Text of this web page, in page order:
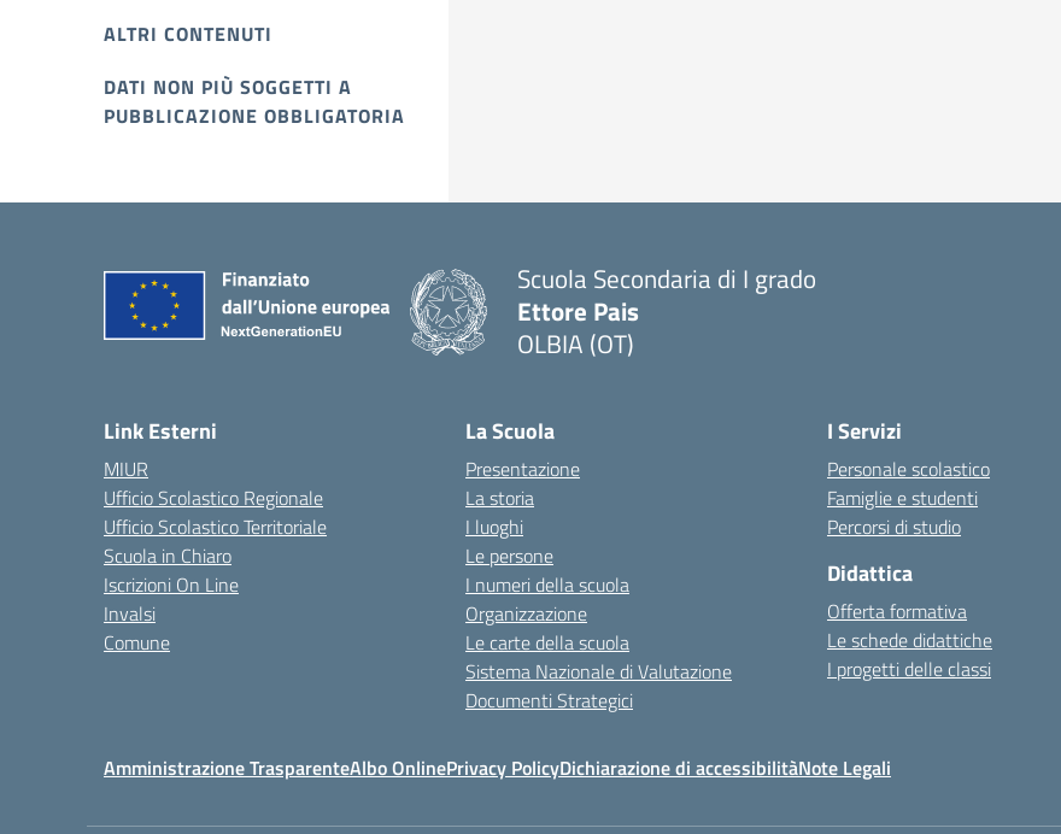
ALTRI CONTENUTI
DATI NON PIÙ SOGGETTI A
PUBBLICAZIONE OBBLIGATORIA
Scuola Secondaria di I grado
Ettore Pais
OLBIA (OT)
Link Esterni
MIUR
Ufficio Scolastico Regionale
Ufficio Scolastico Territoriale
Scuola in Chiaro
Iscrizioni On Line
Invalsi
Comune
La Scuola
Presentazione
La storia
I luoghi
Le persone
I numeri della scuola
Organizzazione
Le carte della scuola
Sistema Nazionale di Valutazione
Documenti Strategici
I Servizi
Personale scolastico
Famiglie e studenti
Percorsi di studio
Didattica
Offerta formativa
Le schede didattiche
I progetti delle classi
Amministrazione TrasparenteAlbo OnlinePrivacy PolicyDichiarazione di accessibilitàNote Legali